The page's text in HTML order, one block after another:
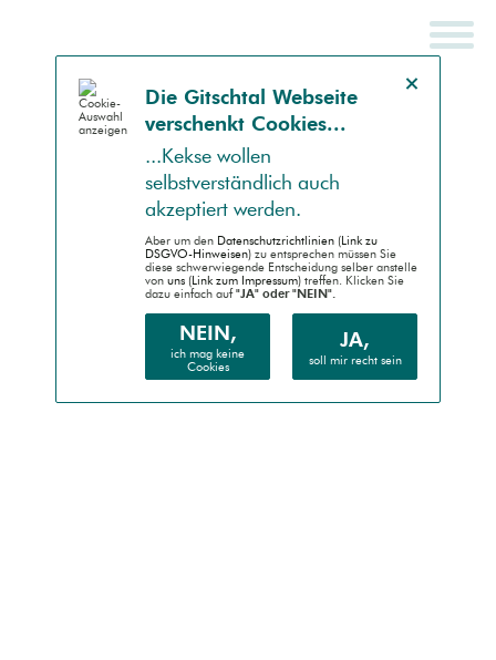
SCHNELLSUCHE
ENDGERÄT
Handheld (PDA)
Barrierefrei (AA)
Die Gitsch­tal Web­seite
ver­schenkt Coo­kies...
...Kek­se wollen
selbst­ver­ständlich auch
akzep­tiert werden.
Aber um den Daten­schutz­richtlinien (Link zu
DSGVO-Hinweisen) zu entsprechen müssen Sie
diese schwer­wiegende Entscheidung selber anstelle
von uns (Link zum Impressum) treffen. Klicken Sie
dazu einfach auf"JA" oder "NEIN".
NEIN,
ich mag keine
Cookies
JA,
soll mir recht sein